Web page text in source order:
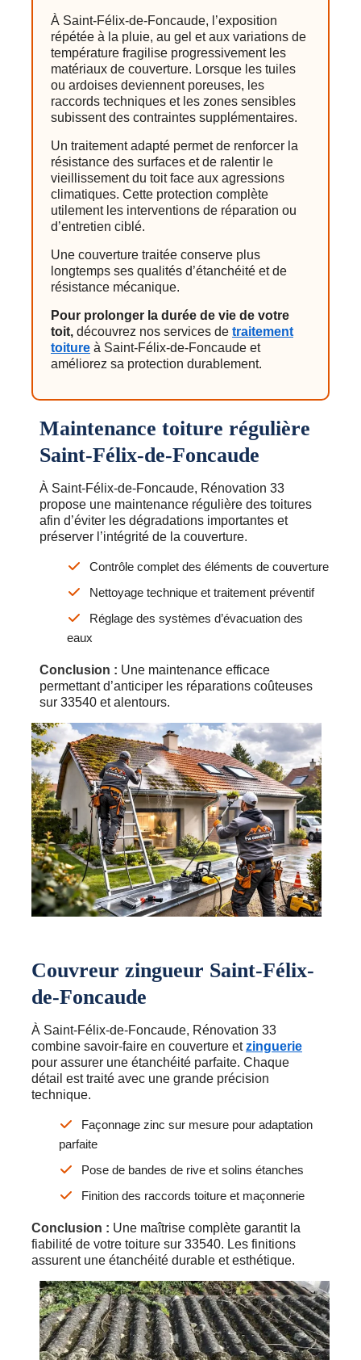
À Saint-Félix-de-Foncaude, l’exposition
répétée à la pluie, au gel et aux variations de
température fragilise progressivement les
matériaux de couverture. Lorsque les tuiles
ou ardoises deviennent poreuses, les
raccords techniques et les zones sensibles
subissent des contraintes supplémentaires.
Un traitement adapté permet de renforcer la
résistance des surfaces et de ralentir le
vieillissement du toit face aux agressions
climatiques. Cette protection complète
utilement les interventions de réparation ou
d’entretien ciblé.
Une couverture traitée conserve plus
longtemps ses qualités d’étanchéité et de
résistance mécanique.
Pour prolonger la durée de vie de votre
toit, découvrez nos services de traitement
toiture à Saint-Félix-de-Foncaude et
améliorez sa protection durablement.
Maintenance toiture régulière
Saint-Félix-de-Foncaude
À Saint-Félix-de-Foncaude, Rénovation 33
propose une maintenance régulière des toitures
afin d’éviter les dégradations importantes et
préserver l’intégrité de la couverture.
Contrôle complet des éléments de couverture
Nettoyage technique et traitement préventif
Réglage des systèmes d’évacuation des
eaux
Conclusion : Une maintenance efficace
permettant d’anticiper les réparations coûteuses
sur 33540 et alentours.
Couvreur zingueur Saint-Félix-
de-Foncaude
À Saint-Félix-de-Foncaude, Rénovation 33
combine savoir-faire en couverture etzinguerie
pour assurer une étanchéité parfaite. Chaque
détail est traité avec une grande précision
technique.
Façonnage zinc sur mesure pour adaptation
parfaite
Pose de bandes de rive et solins étanches
Finition des raccords toiture et maçonnerie
Conclusion : Une maîtrise complète garantit la
fiabilité de votre toiture sur 33540. Les finitions
assurent une étanchéité durable et esthétique.